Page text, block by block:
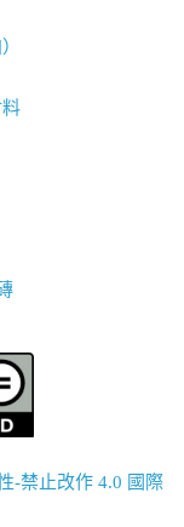
-禁止改作 4.0 國際